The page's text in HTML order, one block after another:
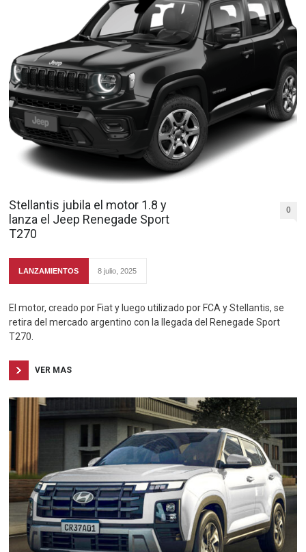
Stellantis jubila el motor 1.8 y
lanza el Jeep Renegade Sport
T270
0
LANZAMIENTOS 8 julio, 2025
El motor, creado por Fiat y luego utilizado por FCA y Stellantis, se
retira del mercado argentino con la llegada del Renegade Sport
T270.
VER MAS